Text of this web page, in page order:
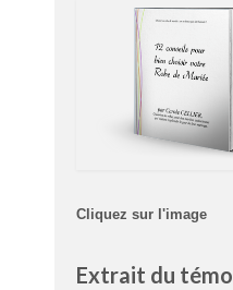
Cliquez sur l'image
Extrait du